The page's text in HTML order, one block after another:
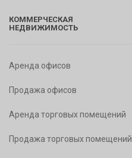
КОММЕРЧЕСКАЯ
НЕДВИЖИМОСТЬ
Аренда офисов
Продажа офисов
Аренда торговых помещений
Продажа торговых помещений